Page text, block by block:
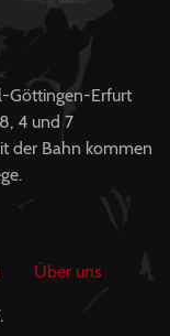
Göttingen-Erfurt
4 und 7
der Bahn kommen
Über uns